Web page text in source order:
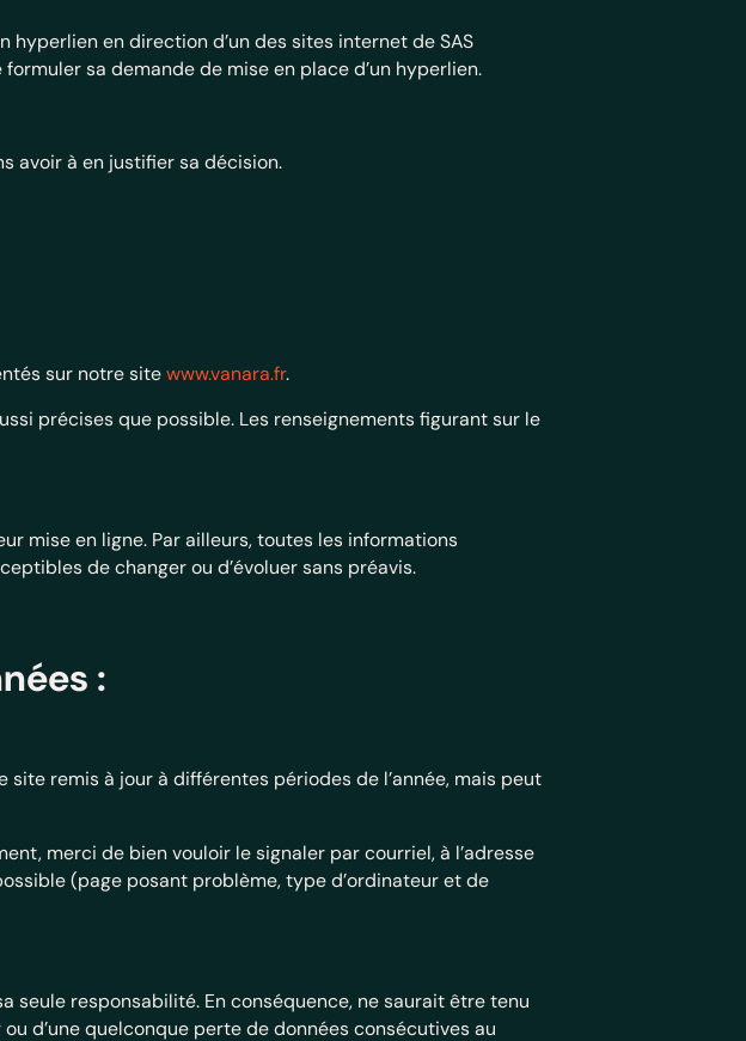
en direction d’un des sites internet de SAS
sa demande de mise en place d’un hyperlien.
avoir à en justifier sa décision.
sur notre sitewww.vanara.fr.
précises que possible. Les renseignements figurant sur le
mise en ligne. Par ailleurs, toutes les informations
de changer ou d’évoluer sans préavis.
:
remis à jour à différentes périodes de l’année, mais peut
merci de bien vouloir le signaler par courriel, à l’adresse
(page posant problème, type d’ordinateur et de
seule responsabilité. En conséquence, ne saurait être tenu
d’une quelconque perte de données consécutives au